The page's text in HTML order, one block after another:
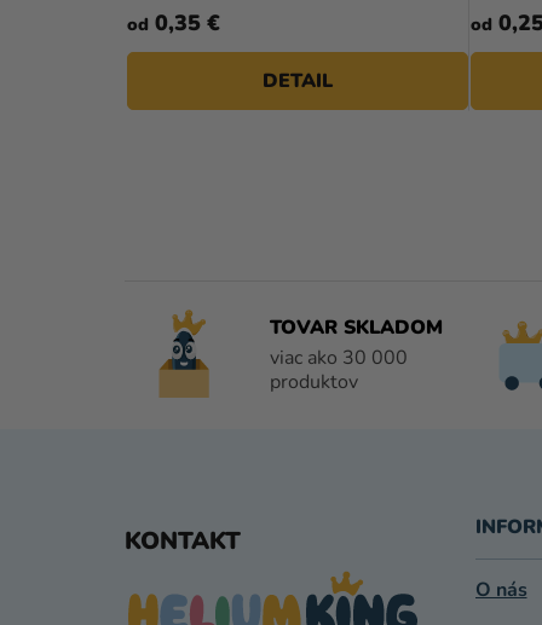
od 0,35 €
DETAIL
od
TOVAR SKLADOM
viac ako 30 000
produktov
KONTAKT
O nás